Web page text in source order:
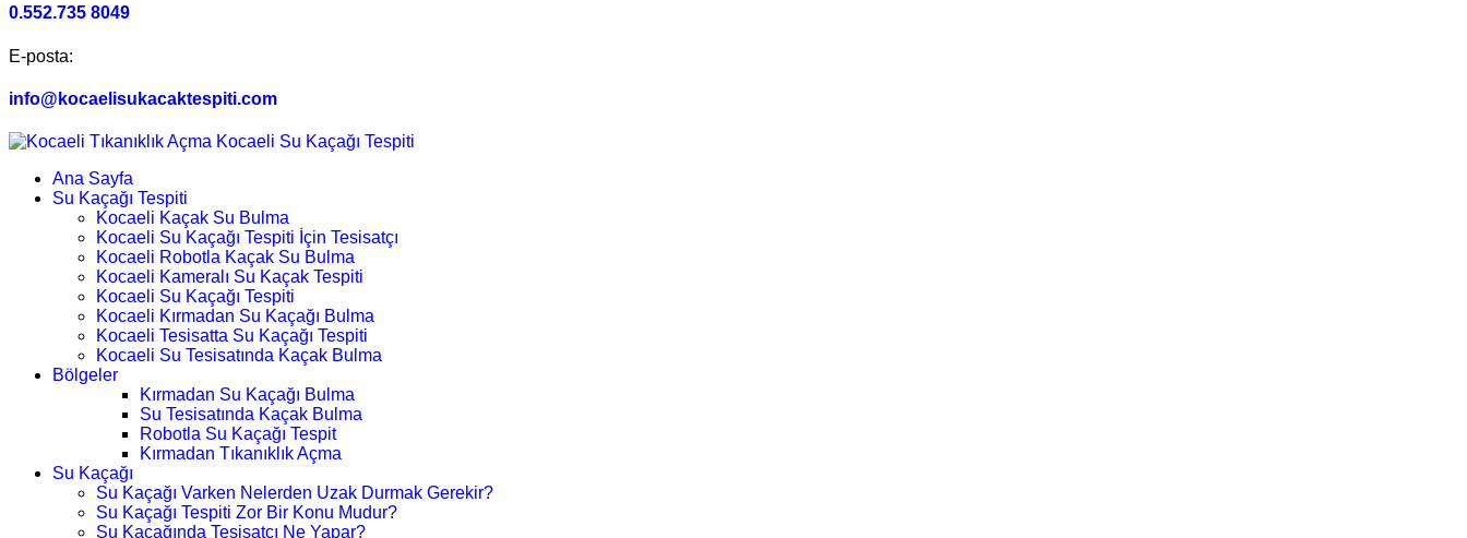
0.552.735 8049
E-posta:
info@kocaelisukacaktespiti.com
Ana Sayfa
Su Kaçağı Tespiti
Kocaeli Kaçak Su Bulma
Kocaeli Su Kaçağı Tespiti İçin Tesisatçı
Kocaeli Robotla Kaçak Su Bulma
Kocaeli Kameralı Su Kaçak Tespiti
Kocaeli Su Kaçağı Tespiti
Kocaeli Kırmadan Su Kaçağı Bulma
Kocaeli Tesisatta Su Kaçağı Tespiti
Kocaeli Su Tesisatında Kaçak Bulma
Bölgeler
Kırmadan Su Kaçağı Bulma
Su Tesisatında Kaçak Bulma
Robotla Su Kaçağı Tespit
Kırmadan Tıkanıklık Açma
Su Kaçağı
Su Kaçağı Varken Nelerden Uzak Durmak Gerekir?
Su Kaçağı Tespiti Zor Bir Konu Mudur?
Su Kaçağında Tesisatçı Ne Yapar?